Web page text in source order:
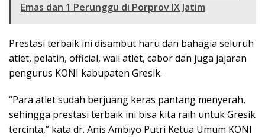
Emas dan 1 Perunggu di Porprov IX Jatim
Prestasi terbaik ini disambut haru dan bahagia seluruh
atlet, pelatih, official, wali atlet, cabor dan juga jajaran
pengurus KONI kabupaten Gresik.
“Para atlet sudah berjuang keras pantang menyerah,
sehingga prestasi terbaik ini bisa kita raih untuk Gresik
tercinta,” kata dr. Anis Ambiyo Putri Ketua Umum KONI